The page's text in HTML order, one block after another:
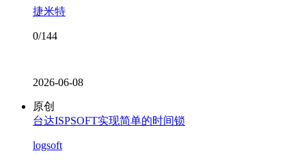
捷米特
0/144
2026-06-08
原创
台达ISPSOFT实现简单的时间锁
logsoft